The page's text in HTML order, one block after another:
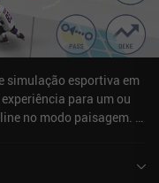
simulação esportiva em
para um ou
no modo paisagem. O